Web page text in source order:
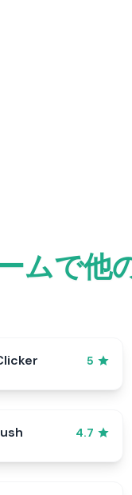
ムで他
5
4.7